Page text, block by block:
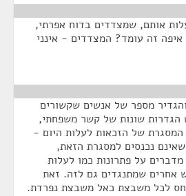
אותם, שמצדדים בדוח אפרתי,
איפה זה עומד? המצדדים - אינני
מספר של אנשים שקשורים
שונות של קשר משפחתי,
של הזכאות לעלות היום -
נכנסים למסגרת הזאת,
על פתרונות כמו לעלות
אחרים שמתנגדים גם לזה. זאת
לכל משבצת כאל משבצת נפרדת.